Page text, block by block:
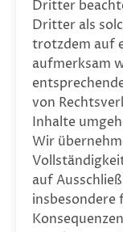
Dritter
Dritter als
trotzdem auf
aufmerksam
von
Inhalte
Wir
auf
insbesondere